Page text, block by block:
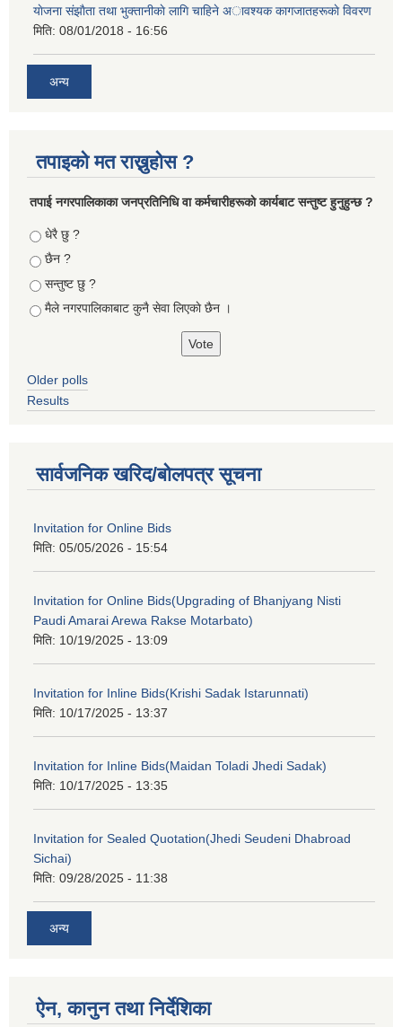
याेजना संझाैता तथा भुक्तानीकाे लागि चाहिने अावश्यक कागजातहरूकाे विवरण
मिति: 08/01/2018 - 16:56
अन्य
तपाइको मत राख्नुहोस ?
तपा‌ई नगरपालिकाका जनप्रतिनिधि वा कर्मचारीहरूकाे कार्यबाट सन्तुष्ट हुनुहुन्छ ?
Choices
धेरै छु ?
छैन ?
सन्तुष्ट छु ?
मैले नगरपालिकाबाट कुनै सेवा लिएकाे छैन ।
Older polls
Results
सार्वजनिक खरिद/बोलपत्र सूचना
Invitation for Online Bids
मिति: 05/05/2026 - 15:54
Invitation for Online Bids(Upgrading of Bhanjyang Nisti
Paudi Amarai Arewa Rakse Motarbato)
मिति: 10/19/2025 - 13:09
Invitation for Inline Bids(Krishi Sadak Istarunnati)
मिति: 10/17/2025 - 13:37
Invitation for Inline Bids(Maidan Toladi Jhedi Sadak)
मिति: 10/17/2025 - 13:35
Invitation for Sealed Quotation(Jhedi Seudeni Dhabroad
Sichai)
मिति: 09/28/2025 - 11:38
अन्य
ऐन, कानुन तथा निर्देशिका